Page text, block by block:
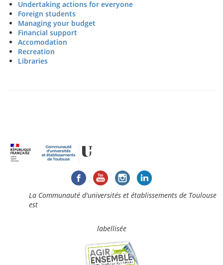
Undertaking actions for everyone
Foreign students
Managing your budget
Financial support
Accomodation
Recreation
Libraries
La Communauté d'universités et établissements de Toulouse
est
labellisée